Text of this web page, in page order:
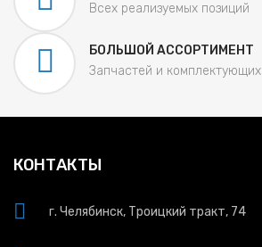
Всех реализуемых позиций
БОЛЬШОЙ АССОРТИМЕНТ
Запчастей и комплектующих
КОНТАКТЫ
г. Челябинск, Троицкий тракт, 74